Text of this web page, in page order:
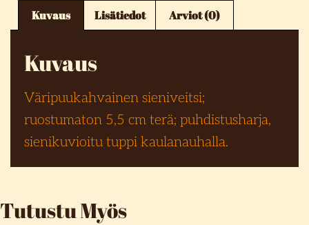
Kuvaus Lisätiedot Arviot (0)
Kuvaus
Väripuukahvainen sieniveitsi;
ruostumaton 5,5 cm terä; puhdistusharja,
sienikuvioitu tuppi kaulanauhalla.
Tutustu Myös